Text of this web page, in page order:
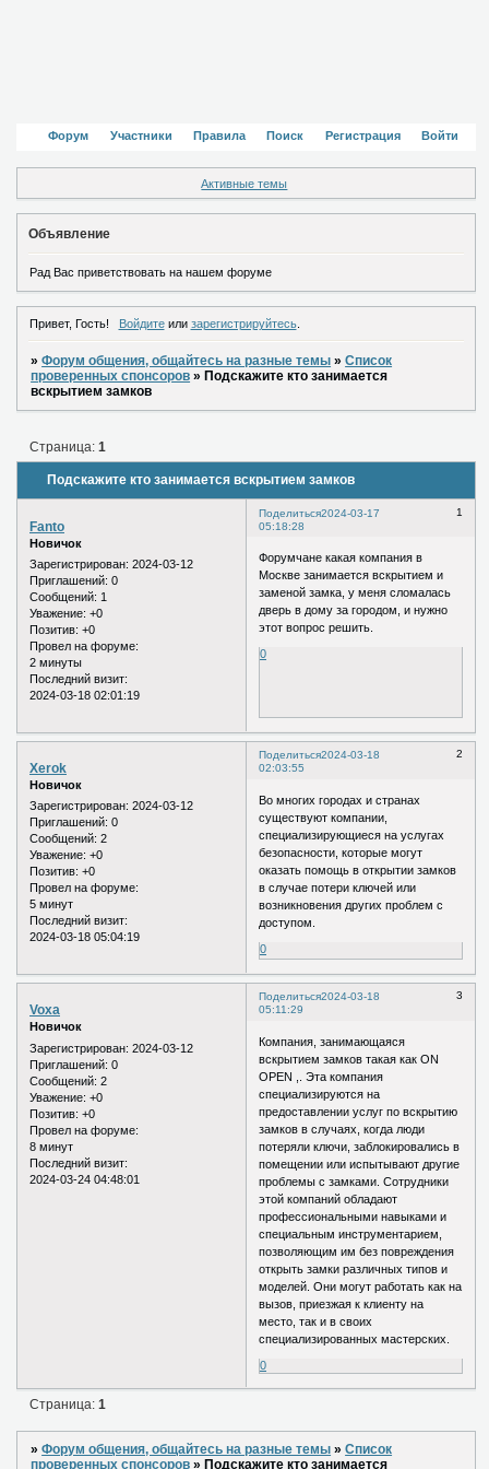
Форум Участники Правила Поиск Регистрация Войти
Активные темы
Объявление
Рад Вас приветствовать на нашем форуме
Привет, Гость! Войдитеили зарегистрируйтесь.
»Форум общения, общайтесь на разные темы »Список
проверенных спонсоров »Подскажите кто занимается
вскрытием замков
Подскажите кто занимается вскрытием замков
Страница:1
Поделиться 1
2024-03-17
05:18:28
Fanto
Новичок
Зарегистрирован: 2024-03-12
Приглашений: 0
Сообщений: 1
Уважение: +0
Позитив: +0
Провел на форуме:
2 минуты
Последний визит:
2024-03-18 02:01:19
Форумчане какая компания в
Москве занимается вскрытием и
заменой замка, у меня сломалась
дверь в дому за городом, и нужно
этот вопрос решить.
0
Поделиться 2
2024-03-18
02:03:55
Xerok
Новичок
Зарегистрирован: 2024-03-12
Приглашений: 0
Сообщений: 2
Уважение: +0
Позитив: +0
Провел на форуме:
5 минут
Последний визит:
2024-03-18 05:04:19
Во многих городах и странах
существуют компании,
специализирующиеся на услугах
безопасности, которые могут
оказать помощь в открытии замков
в случае потери ключей или
возникновения других проблем с
доступом.
0
Поделиться 3
2024-03-18
05:11:29
Voxa
Новичок
Зарегистрирован: 2024-03-12
Приглашений: 0
Сообщений: 2
Уважение: +0
Позитив: +0
Провел на форуме:
8 минут
Последний визит:
2024-03-24 04:48:01
Компания, занимающаяся
вскрытием замков такая как ON
OPEN ,. Эта компания
специализируются на
предоставлении услуг по вскрытию
замков в случаях, когда люди
потеряли ключи, заблокировались в
помещении или испытывают другие
проблемы с замками. Сотрудники
этой компаний обладают
профессиональными навыками и
специальным инструментарием,
позволяющим им без повреждения
открыть замки различных типов и
моделей. Они могут работать как на
вызов, приезжая к клиенту на
место, так и в своих
специализированных мастерских.
0
Страница:1
»Форум общения, общайтесь на разные темы »Список
проверенных спонсоров » Подскажите кто занимается